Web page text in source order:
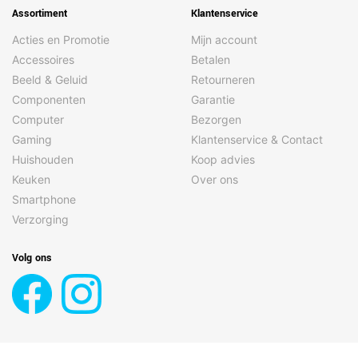
Koffiezet apparaat type
Half automatisch
Koffiezettijd voor 1
kopje
Koffiezettijd voor 2
kopjes
Land van herkomst
Polen, Roemenië
Maximum werkdruk
1 bar
Reservoir voor gezette
koffie
Beker
Stoomkraan
Energie
AC-ingangsfrequentie
Assortiment
Acties en Promotie
Accessoires
Beeld & Geluid
Componenten
Computer
Gaming
Huishouden
Keuken
Smartphone
Verzorging
Klantenservice
Mijn account
Betalen
Retourneren
Garantie
Bezorgen
Klantenservice & Contact
Koop advies
Over ons
Volg ons